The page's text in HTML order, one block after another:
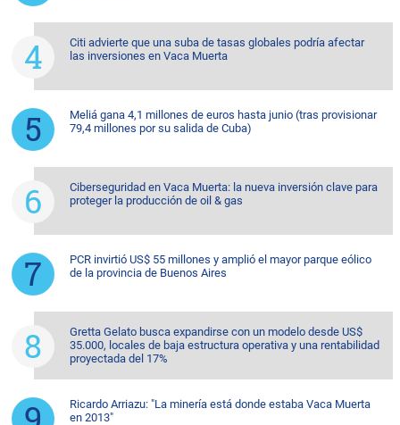
Citi advierte que una suba de tasas globales podría afectar
las inversiones en Vaca Muerta
Meliá gana 4,1 millones de euros hasta junio (tras provisionar
79,4 millones por su salida de Cuba)
Ciberseguridad en Vaca Muerta: la nueva inversión clave para
proteger la producción de oil & gas
PCR invirtió US$ 55 millones y amplió el mayor parque eólico
de la provincia de Buenos Aires
Gretta Gelato busca expandirse con un modelo desde US$
35.000, locales de baja estructura operativa y una rentabilidad
proyectada del 17%
Ricardo Arriazu: "La minería está donde estaba Vaca Muerta
en 2013"